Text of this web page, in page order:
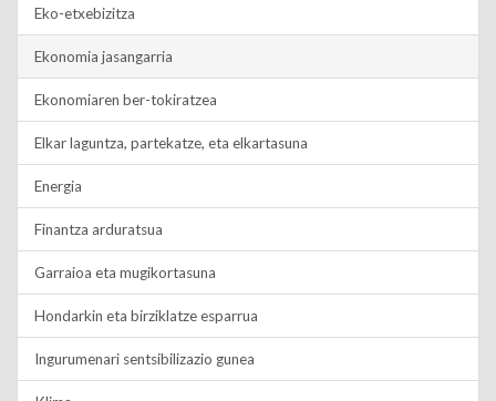
Eko-etxebizitza
Ekonomia jasangarria
Ekonomiaren ber-tokiratzea
Elkar laguntza, partekatze, eta elkartasuna
Energia
Finantza arduratsua
Garraioa eta mugikortasuna
Hondarkin eta birziklatze esparrua
Ingurumenari sentsibilizazio gunea